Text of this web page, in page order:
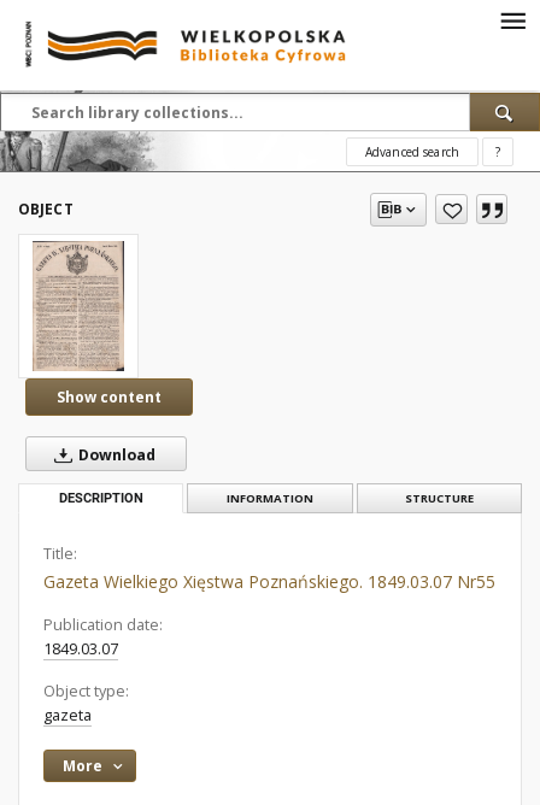
Advanced search ?
OBJECT
Show content
Download
DESCRIPTION INFORMATION STRUCTURE
Title:
Gazeta Wielkiego Xięstwa Poznańskiego. 1849.03.07 Nr55
Publication date:
1849.03.07
Object type:
gazeta
More